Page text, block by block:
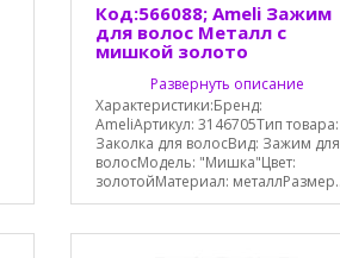
Код:566088; Ameli Зажим
для волос Металл с
мишкой золото
Развернуть описание
Характеристики:Бренд:
AmeliАртикул: 3146705Тип товара:
Заколка для волосВид: Зажим для
волосМодель: "Мишка"Цвет:
золотойМатериал: